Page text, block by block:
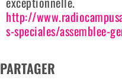
http://
s-speciales/assemblee-
PARTAGER